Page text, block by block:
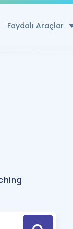
Faydalı Araçlar
Hesaplama Aracı
için
Tek Takvimde
Hoca ile seni